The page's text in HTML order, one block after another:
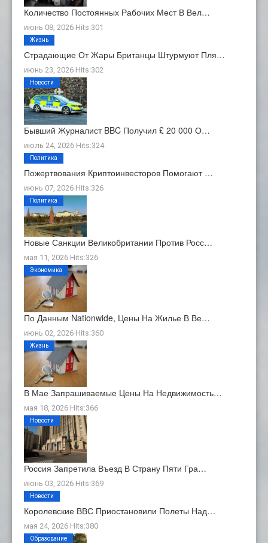
Количество Постоянных Рабочих Мест В Вел…
июнь 08, 2026 Hits:301
Страдающие От Жары Британцы Штурмуют Пля…
июнь 23, 2026 Hits:302
Жизнь
Бывший Журналист BBC Получил £ 20 000 О…
июль 24, 2026 Hits:324
Новости
Пожертвования Криптоинвесторов Помогают …
июнь 07, 2026 Hits:326
Политика
Новые Санкции Великобритании Против Росс…
мая 11, 2026 Hits:326
Политика
По Данным Nationwide, Цены На Жилье В Ве…
июнь 02, 2026 Hits:360
Экономика
В Мае Запрашиваемые Цены На Недвижимость…
мая 18, 2026 Hits:366
Жизнь
Россия Запретила Въезд В Страну Пяти Гра…
июнь 03, 2026 Hits:369
Новости
Королевские ВВС Приостановили Полеты Над…
мая 24, 2026 Hits:380
Новости
Образование